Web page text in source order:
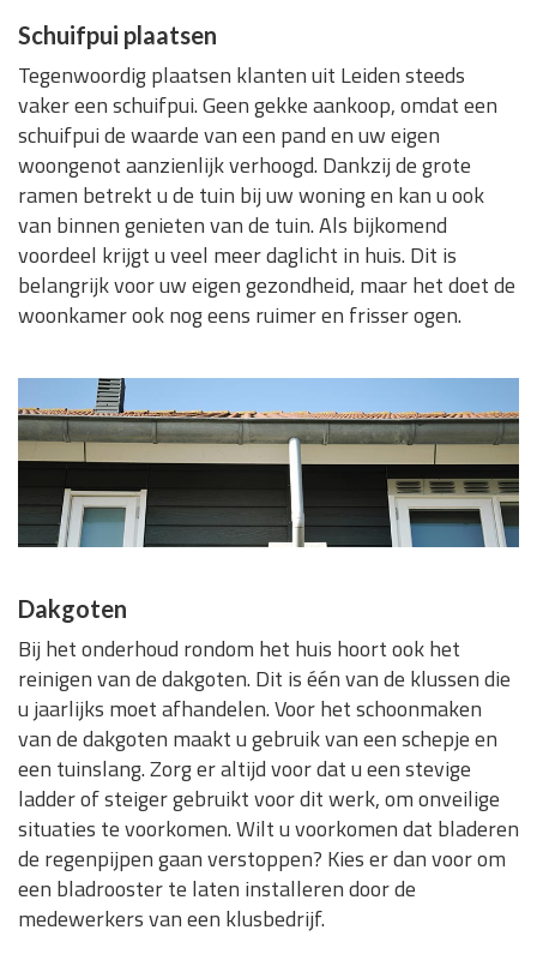
Schuifpui plaatsen
Tegenwoordig plaatsen klanten uit Leiden steeds
vaker een schuifpui. Geen gekke aankoop, omdat een
schuifpui de waarde van een pand en uw eigen
woongenot aanzienlijk verhoogd. Dankzij de grote
ramen betrekt u de tuin bij uw woning en kan u ook
van binnen genieten van de tuin. Als bijkomend
voordeel krijgt u veel meer daglicht in huis. Dit is
belangrijk voor uw eigen gezondheid, maar het doet de
woonkamer ook nog eens ruimer en frisser ogen.
Dakgoten
Bij het onderhoud rondom het huis hoort ook het
reinigen van de dakgoten. Dit is één van de klussen die
u jaarlijks moet afhandelen. Voor het schoonmaken
van de dakgoten maakt u gebruik van een schepje en
een tuinslang. Zorg er altijd voor dat u een stevige
ladder of steiger gebruikt voor dit werk, om onveilige
situaties te voorkomen. Wilt u voorkomen dat bladeren
de regenpijpen gaan verstoppen? Kies er dan voor om
een bladrooster te laten installeren door de
medewerkers van een klusbedrijf.